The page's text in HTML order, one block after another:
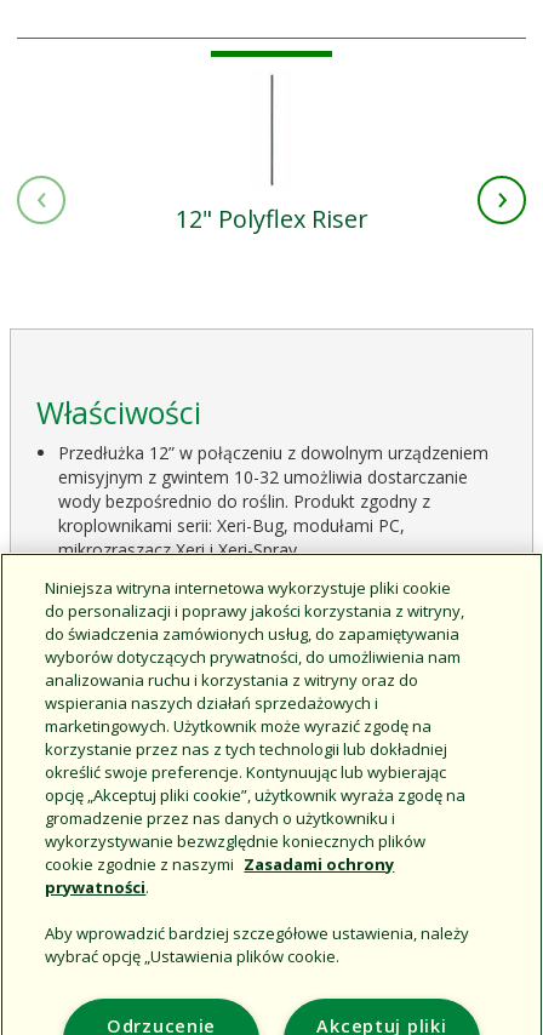
12" Polyflex Riser
‹ ›
Właściwości
Przedłużka 12” w połączeniu z dowolnym urządzeniem
emisyjnym z gwintem 10-32 umożliwia dostarczanie
wody bezpośrednio do roślin. Produkt zgodny z
kroplownikami serii: Xeri-Bug, modułami PC,
mikrozraszacz Xeri i Xeri-Spray
Wyjątkowo solidna i niezawodna przedłużka wykonana z
grubościennego polietylenu o wysokiej gęstości.
Można jej używać w połączeniu ze szpilką przedłużki
(RS-025T).
CAD & Documents Product Home
Support
Niniejsza witryna internetowa wykorzystuje pliki cookie
do personalizacji i poprawy jakości korzystania z witryny,
do świadczenia zamówionych usług, do zapamiętywania
wyborów dotyczących prywatności, do umożliwienia nam
analizowania ruchu i korzystania z witryny oraz do
wspierania naszych działań sprzedażowych i
marketingowych. Użytkownik może wyrazić zgodę na
korzystanie przez nas z tych technologii lub dokładniej
określić swoje preferencje. Kontynuując lub wybierając
opcję „Akceptuj pliki cookie”, użytkownik wyraża zgodę na
gromadzenie przez nas danych o użytkowniku i
wykorzystywanie bezwzględnie koniecznych plików
cookie zgodnie z naszymi Zasadami ochrony
prywatności.
Aby wprowadzić bardziej szczegółowe ustawienia, należy
wybrać opcję „Ustawienia plików cookie.
Akceptuj pliki
Odrzucenie